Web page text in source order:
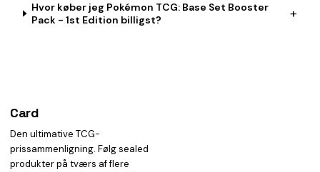
Hvor køber jeg Pokémon TCG: Base Set Booster
Pack - 1st Edition billigst?
+
Card
Den ultimative TCG-
prissammenligning. Følg sealed
produkter på tværs af flere